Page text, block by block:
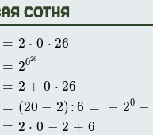
сотня
= 2 ⋅ 0 ⋅ 26
=2 0 26
= 2026
26
= 2 + 0 ⋅ 26
+0 26
= (20 − 2):6 = − 20 −
20-2 =- 0-
= 2 ⋅ 0 − 2 + 6
=2 0 2+